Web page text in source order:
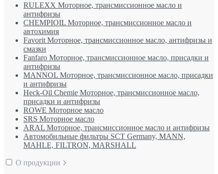
RULEXX Моторное, трансмиссионное масло и
антифризы
CHEMPIOIL Моторное, трансмиссионное масло и
автохимия
Favorit Моторное, трансмиссионное масло, антифризы и
смазки
Fanfaro Моторное, трансмиссионное масло, присадки и
антифризы
MANNOL Моторное, трансмиссионное масло, присадки
и антифризы
Heck-Oil Chemie Моторное, трансмиссионное масло,
присадки и антифризы
ROWE Моторное масло
SRS Моторное масло
ARAL Моторное, трансмиссионное масло и антифризы
Автомобильные фильтры SCT Germany, MANN,
MAHLE, FILTRON, MARSHALL
О продукции